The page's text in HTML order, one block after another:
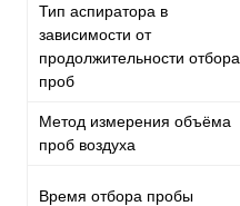
Тип аспиратора в
зависимости от
продолжительности отбора
проб
Метод измерения объёма
проб воздуха
Время отбора пробы